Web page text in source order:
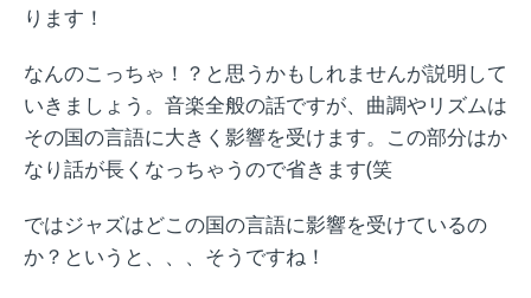
ります！
なんのこっちゃ！？と思うかもしれませんが説明して
いきましょう。音楽全般の話ですが、曲調やリズムは
その国の言語に大きく影響を受けます。この部分はか
なり話が長くなっちゃうので省きます(笑
ではジャズはどこの国の言語に影響を受けているの
か？というと、、、そうですね！